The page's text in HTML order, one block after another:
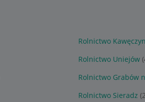
Rolnictwo Kawęczyn
Rolnictwo Uniejów
Rolnictwo Grabów
Rolnictwo Sieradz